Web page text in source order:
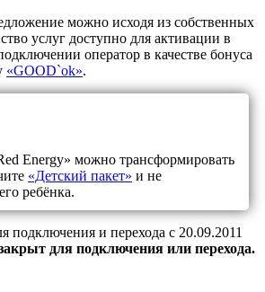
можно исходя из собственных
услуг доступно для активации в
оператор в качестве бонуса
«GOOD`ok».
Energy» можно трансформировать
«Детский пакет» и не
ребёнка.
подключения и перехода с 20.09.2011
для подключения или перехода.